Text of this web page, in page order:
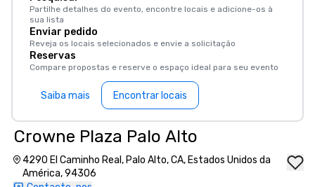
Partilhe detalhes do evento, encontre locais e adicione-os à
sua lista
Enviar pedido
Reveja os locais selecionados e envie a solicitação
Reservas
Compare propostas e reserve o espaço ideal para seu evento
Saiba mais Encontrar locais
Crowne Plaza Palo Alto
4290 El Caminho Real, Palo Alto, CA, Estados Unidos da
América, 94306